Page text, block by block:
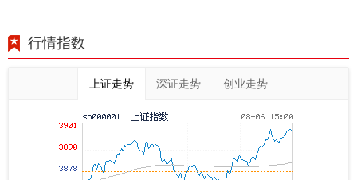
行情指数
上证走势 深证走势 创业走势